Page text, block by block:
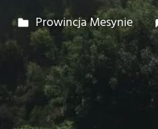
Prowincja Mesynie